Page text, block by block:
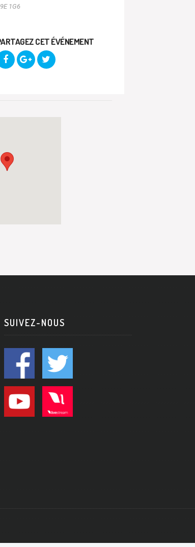
1G6
CET ÉVÉNEMENT
SUIVEZ-NOUS